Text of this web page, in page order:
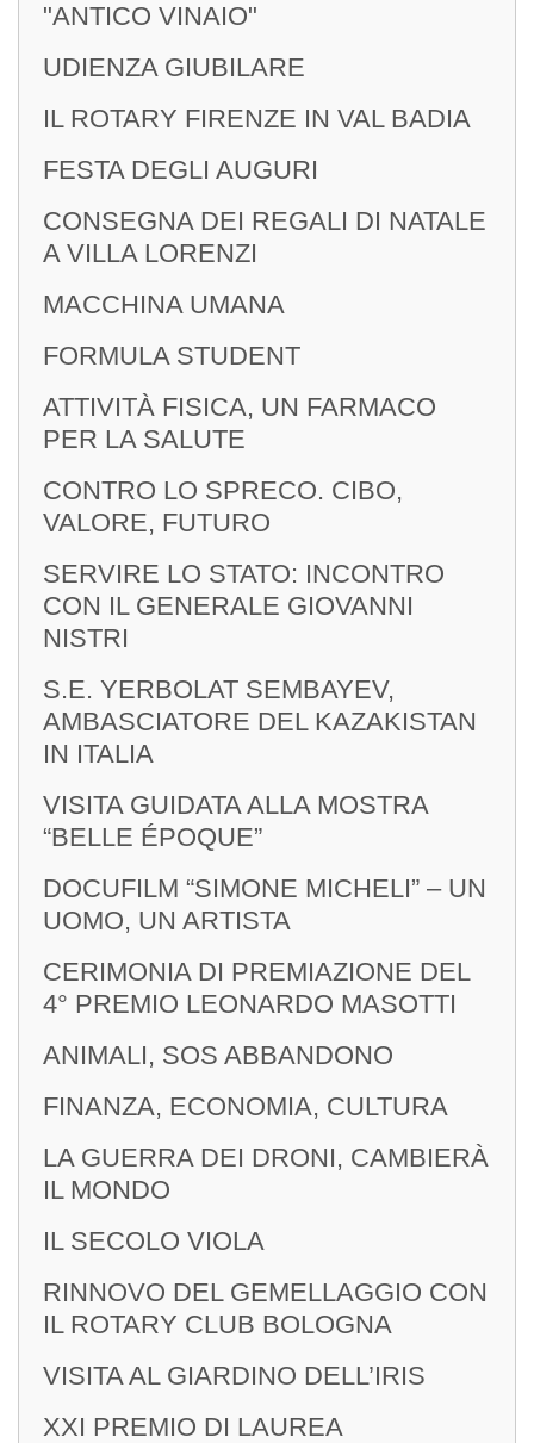
"ANTICO VINAIO"
UDIENZA GIUBILARE
IL ROTARY FIRENZE IN VAL BADIA
FESTA DEGLI AUGURI
CONSEGNA DEI REGALI DI NATALE
A VILLA LORENZI
MACCHINA UMANA
FORMULA STUDENT
ATTIVITÀ FISICA, UN FARMACO
PER LA SALUTE
CONTRO LO SPRECO. CIBO,
VALORE, FUTURO
SERVIRE LO STATO: INCONTRO
CON IL GENERALE GIOVANNI
NISTRI
S.E. YERBOLAT SEMBAYEV,
AMBASCIATORE DEL KAZAKISTAN
IN ITALIA
VISITA GUIDATA ALLA MOSTRA
“BELLE ÉPOQUE”
DOCUFILM “SIMONE MICHELI” – UN
UOMO, UN ARTISTA
CERIMONIA DI PREMIAZIONE DEL
4° PREMIO LEONARDO MASOTTI
ANIMALI, SOS ABBANDONO
FINANZA, ECONOMIA, CULTURA
LA GUERRA DEI DRONI, CAMBIERÀ
IL MONDO
IL SECOLO VIOLA
RINNOVO DEL GEMELLAGGIO CON
IL ROTARY CLUB BOLOGNA
VISITA AL GIARDINO DELL’IRIS
XXI PREMIO DI LAUREA